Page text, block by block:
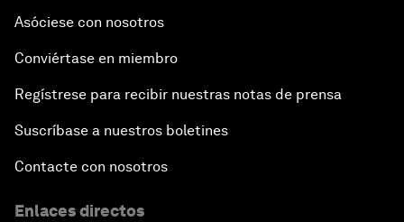
Asóciese con nosotros
Conviértase en miembro
Regístrese para recibir nuestras notas de prensa
Suscríbase a nuestros boletines
Contacte con nosotros
Enlaces directos